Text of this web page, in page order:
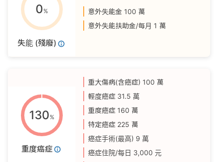
0 %
失能 (殘廢)
意外失能金 100 萬
意外失能扶助金/每月 1 萬
130 %
重度癌症
重大傷病(含癌症) 100 萬
輕度癌症 31.5 萬
重度癌症 160 萬
特定癌症 225 萬
癌症手術(最高) 9 萬
癌症住院/每日 3,000 元